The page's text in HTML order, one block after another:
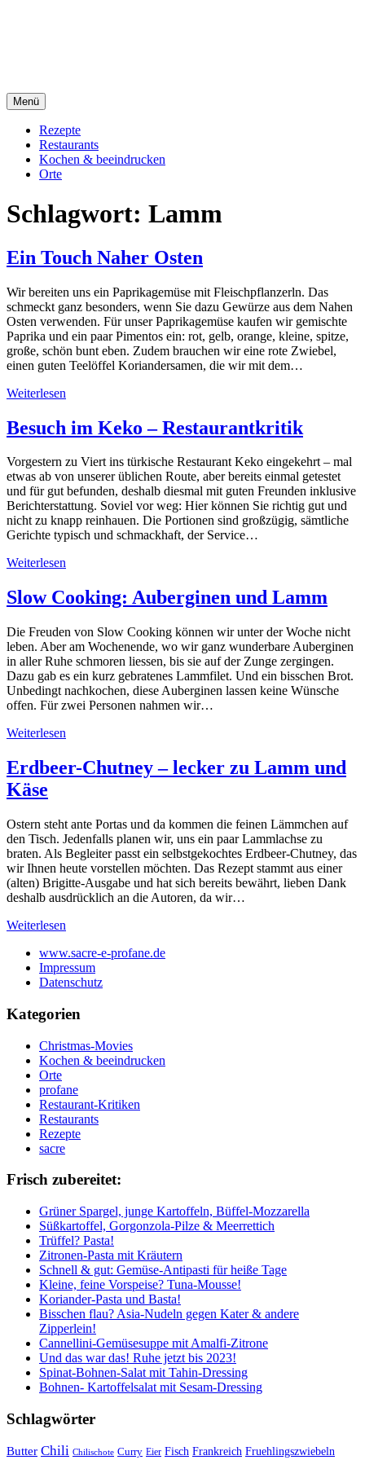
Menü
Rezepte
Restaurants
Kochen & beeindrucken
Orte
Schlagwort: Lamm
Ein Touch Naher Osten
Wir bereiten uns ein Paprikagemüse mit Fleischpflanzerln. Das
schmeckt ganz besonders, wenn Sie dazu Gewürze aus dem Nahen
Osten verwenden. Für unser Paprikagemüse kaufen wir gemischte
Paprika und ein paar Pimentos ein: rot, gelb, orange, kleine, spitze,
große, schön bunt eben. Zudem brauchen wir eine rote Zwiebel,
einen guten Teelöffel Koriandersamen, die wir mit dem…
Weiterlesen
Besuch im Keko – Restaurantkritik
Vorgestern zu Viert ins türkische Restaurant Keko eingekehrt – mal
etwas ab von unserer üblichen Route, aber bereits einmal getestet
und für gut befunden, deshalb diesmal mit guten Freunden inklusive
Berichterstattung. Soviel vor weg: Hier können Sie richtig gut und
nicht zu knapp reinhauen. Die Portionen sind großzügig, sämtliche
Gerichte typisch und schmackhaft, der Service…
Weiterlesen
Slow Cooking: Auberginen und Lamm
Die Freuden von Slow Cooking können wir unter der Woche nicht
leben. Aber am Wochenende, wo wir ganz wunderbare Auberginen
in aller Ruhe schmoren liessen, bis sie auf der Zunge zergingen.
Dazu gab es ein kurz gebratenes Lammfilet. Und ein bisschen Brot.
Unbedingt nachkochen, diese Auberginen lassen keine Wünsche
offen. Für zwei Personen nahmen wir…
Weiterlesen
Erdbeer-Chutney – lecker zu Lamm und
Käse
Ostern steht ante Portas und da kommen die feinen Lämmchen auf
den Tisch. Jedenfalls planen wir, uns ein paar Lammlachse zu
braten. Als Begleiter passt ein selbstgekochtes Erdbeer-Chutney, das
wir Ihnen heute vorstellen möchten. Das Rezept stammt aus einer
(alten) Brigitte-Ausgabe und hat sich bereits bewährt, lieben Dank
deshalb ausdrücklich an die Autoren, da wir…
Weiterlesen
www.sacre-e-profane.de
Impressum
Datenschutz
Kategorien
Christmas-Movies
Kochen & beeindrucken
Orte
profane
Restaurant-Kritiken
Restaurants
Rezepte
sacre
Frisch zubereitet:
Grüner Spargel, junge Kartoffeln, Büffel-Mozzarella
Süßkartoffel, Gorgonzola-Pilze & Meerrettich
Trüffel? Pasta!
Zitronen-Pasta mit Kräutern
Schnell & gut: Gemüse-Antipasti für heiße Tage
Kleine, feine Vorspeise? Tuna-Mousse!
Koriander-Pasta und Basta!
Bisschen flau? Asia-Nudeln gegen Kater & andere
Zipperlein!
Cannellini-Gemüsesuppe mit Amalfi-Zitrone
Und das war das! Ruhe jetzt bis 2023!
Spinat-Bohnen-Salat mit Tahin-Dressing
Bohnen- Kartoffelsalat mit Sesam-Dressing
Schlagwörter
Butter Chili Chilischote Curry Eier Fisch Frankreich Fruehlingszwiebeln